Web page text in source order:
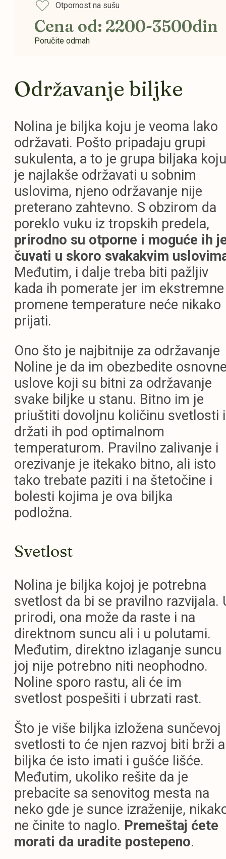
Otpornost na sušu
Cena od: 2200-3500din
Poručite odmah
Održavanje biljke
Nolina je biljka koju je veoma lako
održavati. Pošto pripadaju grupi
sukulenta, a to je grupa biljaka koju
je najlakše održavati u sobnim
uslovima, njeno održavanje nije
preterano zahtevno. S obzirom da
poreklo vuku iz tropskih predela,
prirodno su otporne i moguće ih
čuvati u skoro svakakvim
Međutim, i dalje treba biti pažljiv
kada ih pomerate jer im ekstremne
promene temperature neće nikako
prijati.
Ono što je najbitnije za održavanje
Noline je da im obezbedite
uslove koji su bitni za održavanje
svake biljke u stanu. Bitno im je
priuštiti dovoljnu količinu svetlosti i
držati ih pod optimalnom
temperaturom. Pravilno zalivanje i
orezivanje je itekako bitno, ali isto
tako trebate paziti i na štetočine i
bolesti kojima je ova biljka
podložna.
Svetlost
Nolina je biljka kojoj je potrebna
svetlost da bi se pravilno razvijala.
prirodi, ona može da raste i na
direktnom suncu ali i u polutami.
Međutim, direktno izlaganje suncu
joj nije potrebno niti neophodno.
Noline sporo rastu, ali će im
svetlost pospešiti i ubrzati rast.
Što je više biljka izložena sunčevoj
svetlosti to će njen razvoj biti brži a
biljka će isto imati i gušće lišće.
Međutim, ukoliko rešite da je
prebacite sa senovitog mesta na
neko gde je sunce izraženije,
ne činite to naglo. Premeštaj ćete
morati da uradite postepeno.